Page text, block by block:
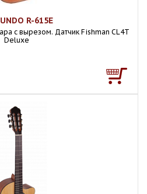
R-615E
с вырезом. Датчик Fishman CL4T
Deluxe